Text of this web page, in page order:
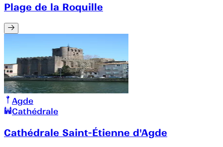
Plage de la Roquille
Agde
Cathédrale
Cathédrale Saint-Étienne d'Agde